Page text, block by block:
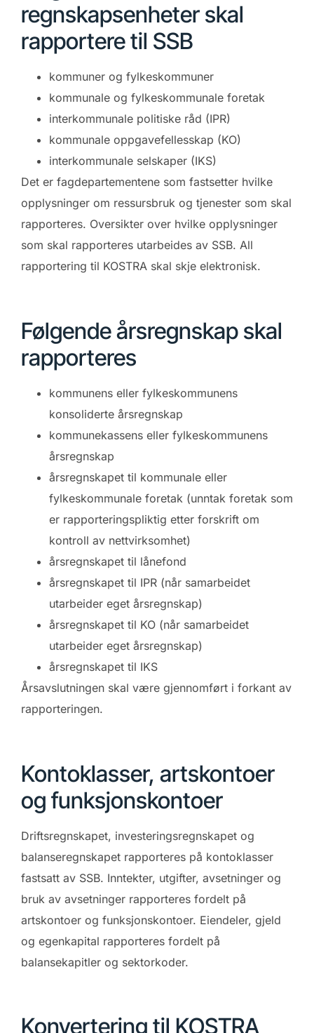
regnskapsenheter skal
rapportere til SSB
kommuner og fylkeskommuner
kommunale og fylkeskommunale foretak
interkommunale politiske råd (IPR)
kommunale oppgavefellesskap (KO)
interkommunale selskaper (IKS)
Det er fagdepartementene som fastsetter hvilke
opplysninger om ressursbruk og tjenester som skal
rapporteres. Oversikter over hvilke opplysninger
som skal rapporteres utarbeides av SSB. All
rapportering til KOSTRA skal skje elektronisk.
Følgende årsregnskap skal
rapporteres
kommunens eller fylkeskommunens
konsoliderte årsregnskap
kommunekassens eller fylkeskommunens
årsregnskap
årsregnskapet til kommunale eller
fylkeskommunale foretak (unntak foretak som
er rapporteringspliktig etter forskrift om
kontroll av nettvirksomhet)
årsregnskapet til lånefond
årsregnskapet til IPR (når samarbeidet
utarbeider eget årsregnskap)
årsregnskapet til KO (når samarbeidet
utarbeider eget årsregnskap)
årsregnskapet til IKS
Årsavslutningen skal være gjennomført i forkant av
rapporteringen.
Kontoklasser, artskontoer
og funksjonskontoer
Driftsregnskapet, investeringsregnskapet og
balanseregnskapet rapporteres på kontoklasser
fastsatt av SSB. Inntekter, utgifter, avsetninger og
bruk av avsetninger rapporteres fordelt på
artskontoer og funksjonskontoer. Eiendeler, gjeld
og egenkapital rapporteres fordelt på
balansekapitler og sektorkoder.
Konvertering til KOSTRA